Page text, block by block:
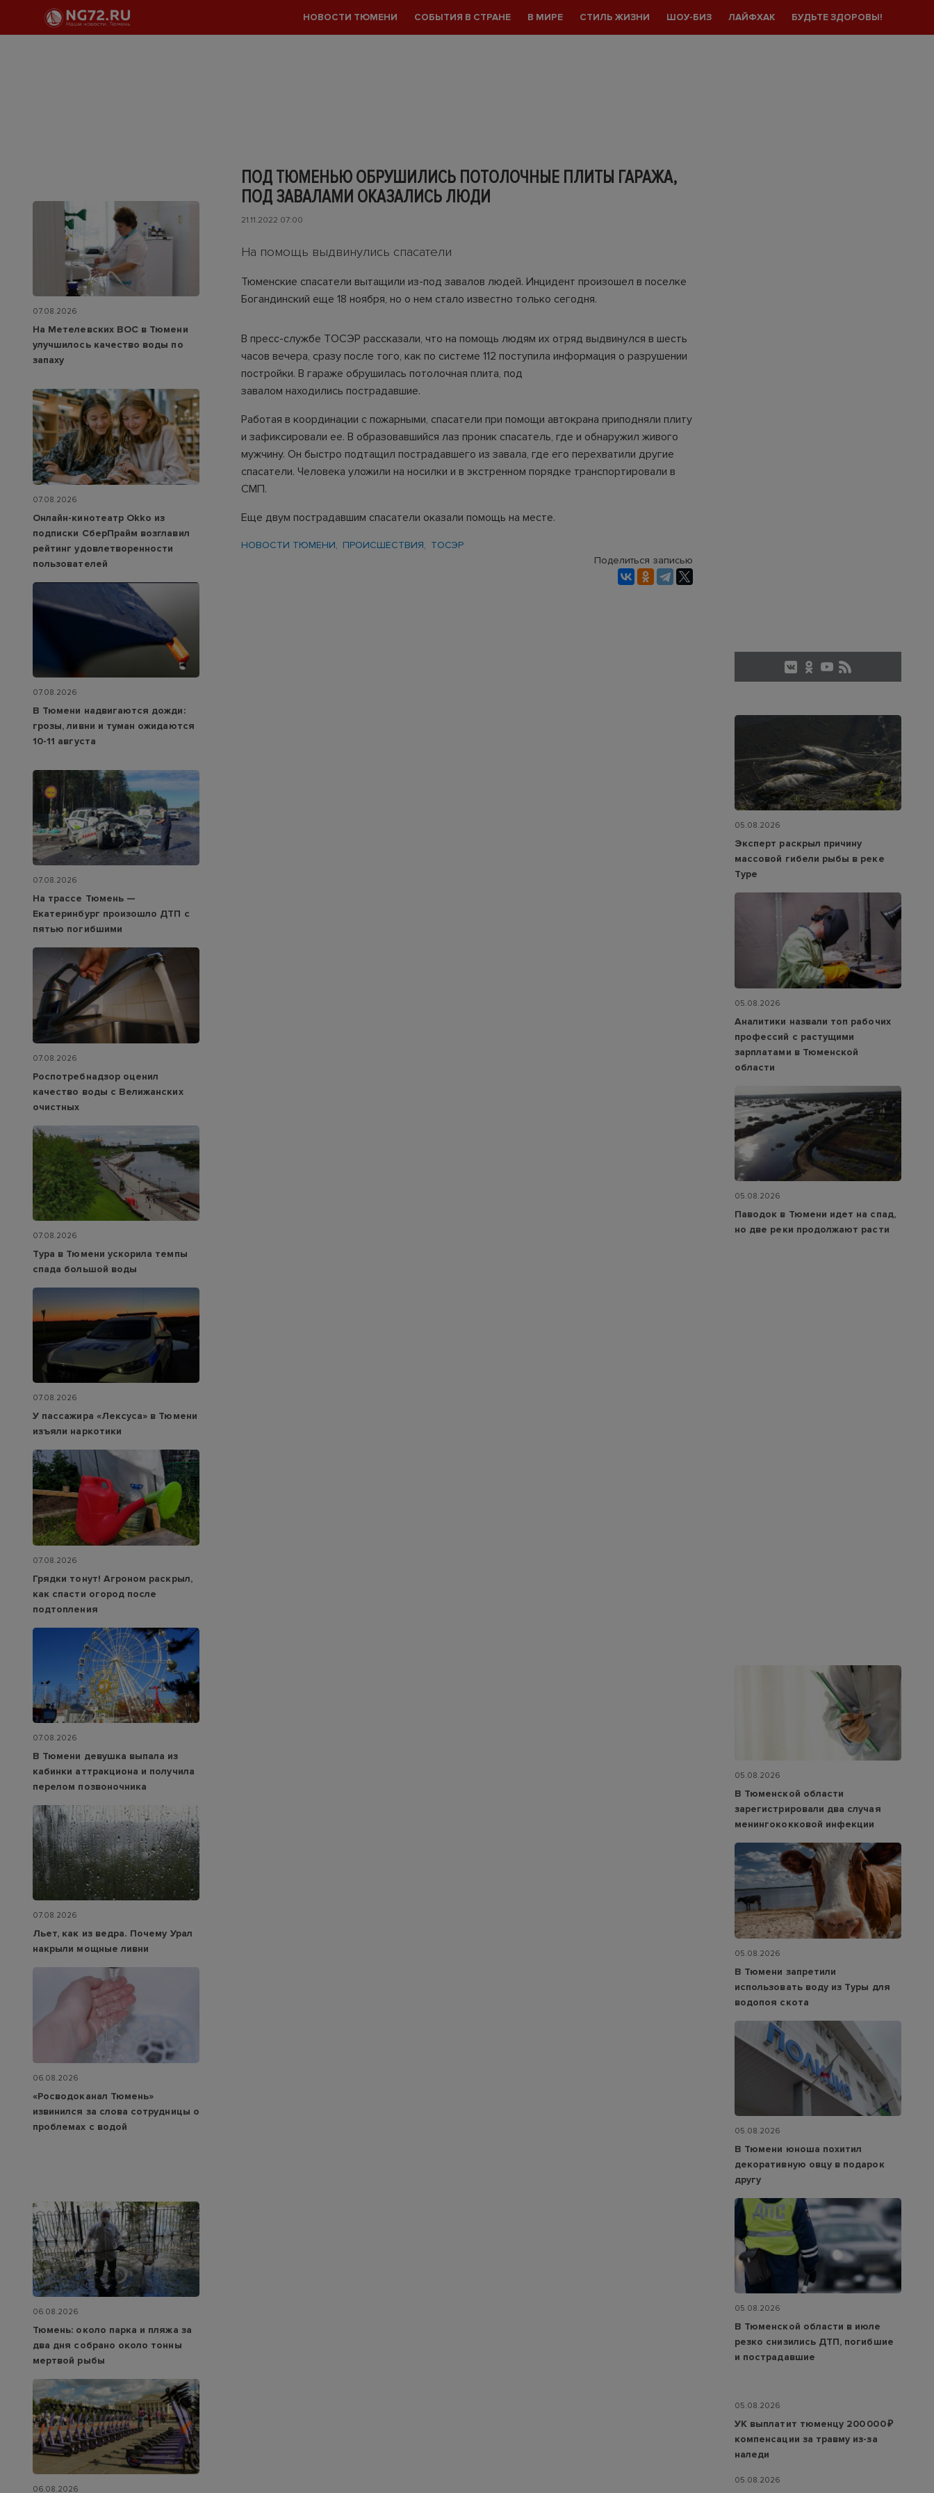
НОВОСТИ ТЮМЕНИ СОБЫТИЯ В СТРАНЕ В МИРЕ СТИЛЬ ЖИЗНИ ШОУ-БИЗ ЛАЙФХАК БУДЬТЕ ЗДОРОВЫ!
ПОД ТЮМЕНЬЮ ОБРУШИЛИСЬ ПОТОЛОЧНЫЕ ПЛИТЫ ГАРАЖА,
ПОД ЗАВАЛАМИ ОКАЗАЛИСЬ ЛЮДИ
21.11.2022 07:00
На помощь выдвинулись спасатели
Тюменские спасатели вытащили из-под завалов людей. Инцидент произошел в поселке
Богандинский еще 18 ноября, но о нем стало известно только сегодня.
В пресс-службе ТОСЭР рассказали, что на помощь людям их отряд выдвинулся в шесть
часов вечера, сразу после того, как по системе 112 поступила информация о разрушении
постройки. В гараже обрушилась потолочная плита, под
завалом находились пострадавшие.
Работая в координации с пожарными, спасатели при помощи автокрана приподняли плиту
и зафиксировали ее. В образовавшийся лаз проник спасатель, где и обнаружил живого
мужчину. Он быстро подтащил пострадавшего из завала, где его перехватили другие
спасатели. Человека уложили на носилки и в экстренном порядке транспортировали в
СМП.
Еще двум пострадавшим спасатели оказали помощь на месте.
НОВОСТИ ТЮМЕНИ ПРОИСШЕСТВИЯ
ТОСЭР
Поделиться записью
07.08.2026
На Метелевских ВОС в Тюмени
улучшилось качество воды по
запаху
07.08.2026
Онлайн-кинотеатр Okko из
подписки СберПрайм возглавил
рейтинг удовлетворенности
пользователей
07.08.2026
В Тюмени надвигаются дожди:
грозы, ливни и туман ожидаются
10-11 августа
07.08.2026
На трассе Тюмень —
Екатеринбург произошло ДТП с
пятью погибшими
07.08.2026
Роспотребнадзор оценил
качество воды с Велижанских
очистных
07.08.2026
Тура в Тюмени ускорила темпы
спада большой воды
07.08.2026
У пассажира «Лексуса» в Тюмени
изъяли наркотики
07.08.2026
Грядки тонут! Агроном раскрыл,
как спасти огород после
подтопления
07.08.2026
В Тюмени девушка выпала из
кабинки аттракциона и получила
перелом позвоночника
07.08.2026
Льет, как из ведра. Почему Урал
накрыли мощные ливни
06.08.2026
«Росводоканал Тюмень»
извинился за слова сотрудницы о
проблемах с водой
06.08.2026
Тюмень: около парка и пляжа за
два дня собрано около тонны
мертвой рыбы
06.08.2026
05.08.2026
Эксперт раскрыл причину
массовой гибели рыбы в реке
Туре
05.08.2026
Аналитики назвали топ рабочих
профессий с растущими
зарплатами в Тюменской
области
05.08.2026
Паводок в Тюмени идет на спад,
но две реки продолжают расти
05.08.2026
В Тюменской области
зарегистрировали два случая
менингококковой инфекции
05.08.2026
В Тюмени запретили
использовать воду из Туры для
водопоя скота
05.08.2026
В Тюмени юноша похитил
декоративную овцу в подарок
другу
05.08.2026
В Тюменской области в июле
резко снизились ДТП, погибшие
и пострадавшие
05.08.2026
УК выплатит тюменцу 200 000 ₽
компенсации за травму из-за
наледи
05.08.2026